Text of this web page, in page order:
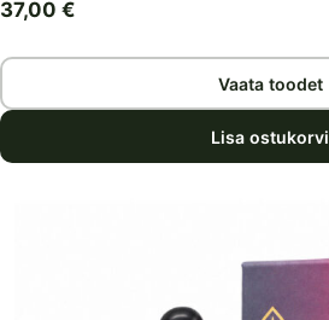
37,00 €
Vaata toodet
Lisa ostukorvi